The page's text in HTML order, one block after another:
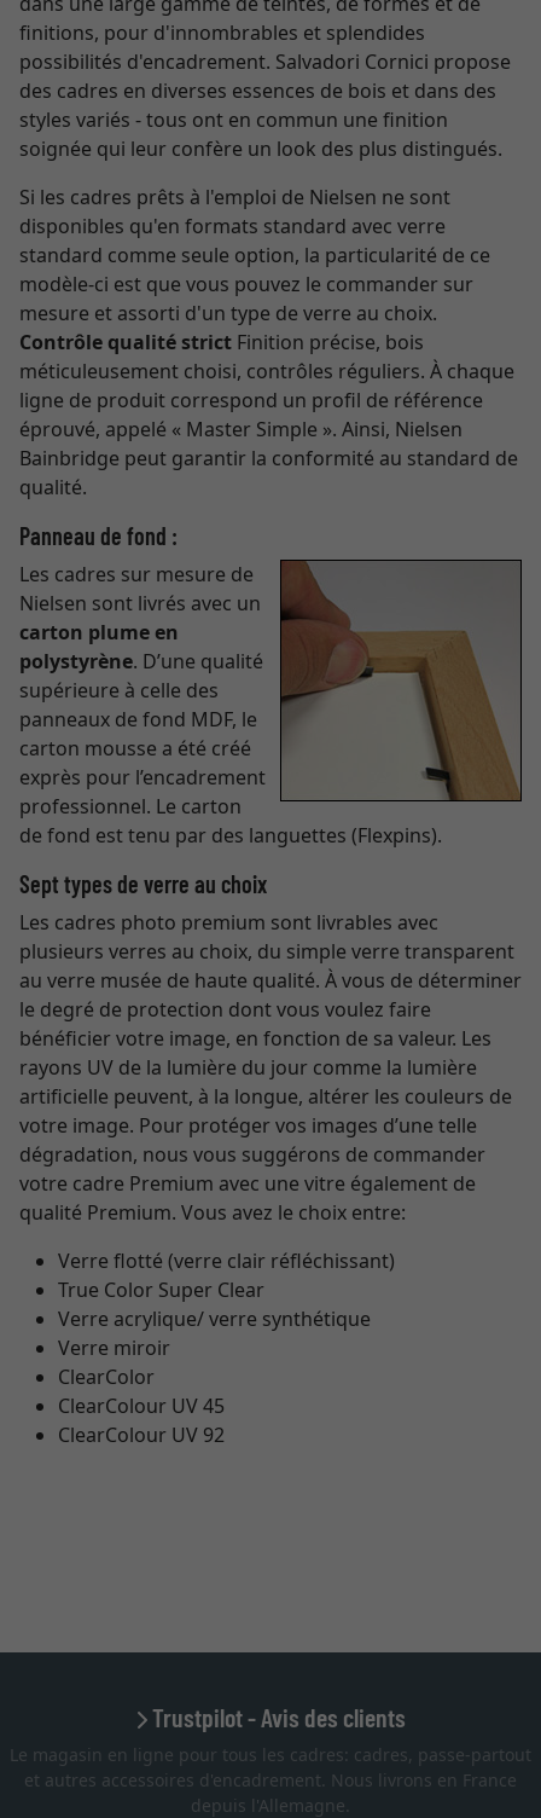
finitions, pour d'innombrables et splendides
possibilités d'encadrement. Salvadori Cornici propose
des cadres en diverses essences de bois et dans des
styles variés - tous ont en commun une finition
soignée qui leur confère un look des plus distingués.
Si les cadres prêts à l'emploi de Nielsen ne sont
disponibles qu'en formats standard avec verre
standard comme seule option, la particularité de ce
modèle-ci est que vous pouvez le commander sur
mesure et assorti d'un type de verre au choix.
Contrôle qualité strict Finition précise, bois
méticuleusement choisi, contrôles réguliers. À chaque
ligne de produit correspond un profil de référence
éprouvé, appelé « Master Simple ». Ainsi, Nielsen
Bainbridge peut garantir la conformité au standard de
qualité.
Panneau de fond :
Les cadres sur mesure de
Nielsen sont livrés avec un
carton plume en
polystyrène. D’une qualité
supérieure à celle des
panneaux de fond MDF, le
carton mousse a été créé
exprès pour l’encadrement
professionnel. Le carton
de fond est tenu par des languettes (Flexpins).
Sept types de verre au choix
Les cadres photo premium sont livrables avec
plusieurs verres au choix, du simple verre transparent
au verre musée de haute qualité. À vous de déterminer
le degré de protection dont vous voulez faire
bénéficier votre image, en fonction de sa valeur. Les
rayons UV de la lumière du jour comme la lumière
artificielle peuvent, à la longue, altérer les couleurs de
votre image. Pour protéger vos images d’une telle
dégradation, nous vous suggérons de commander
votre cadre Premium avec une vitre également de
qualité Premium. Vous avez le choix entre:
Verre flotté (verre clair réfléchissant)
True Color Super Clear
Verre acrylique/ verre synthétique
Verre miroir
ClearColor
ClearColour UV 45
ClearColour UV 92
Trustpilot - Avis des clients
Le magasin en ligne pour tous les cadres: cadres, passe-partout
et autres accessoires d'encadrement. Nous livrons en France
depuis l'Allemagne.